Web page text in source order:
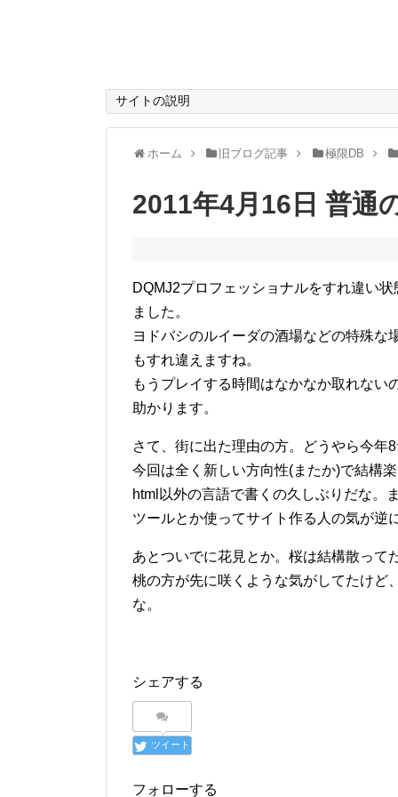
サイトの説明
ホーム 旧ブログ記事 極限DB
2011年4月16日 普通
DQMJ2プロフェッショナルをすれ違い
ました。
ヨドバシのルイーダの酒場などの特殊な
もすれ違えますね。
もうプレイする時間はなかなか取れな
助かります。
さて、街に出た理由の方。どうやら今年
今回は全く新しい方向性(またか)で結構
html以外の言語で書くの久しぶりだな。
ツールとか使ってサイト作る人の気が逆
あとついでに花見とか。桜は結構散って
桃の方が先に咲くような気がしてたけど
な。
シェアする
ツイート
フォローする